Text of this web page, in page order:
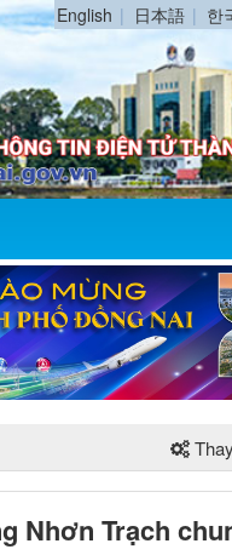
English 日本語 한
Nhơn Trạch